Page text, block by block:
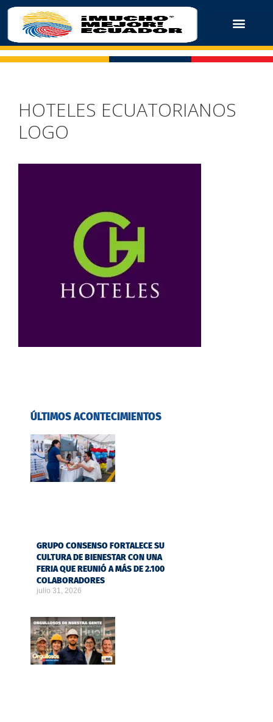
HOTELES ECUATORIANOS
LOGO
ÚLTIMOS ACONTECIMIENTOS
GRUPO CONSENSO FORTALECE SU
CULTURA DE BIENESTAR CON UNA
FERIA QUE REUNIÓ A MÁS DE 2.100
COLABORADORES
julio 31, 2026